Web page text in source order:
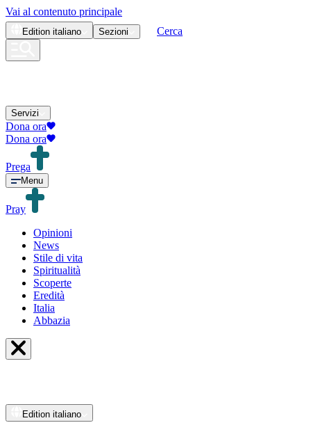
Vai al contenuto principale
Edition italiano Sezioni Cerca
Servizi
Dona ora
Dona ora
Prega
Menu
Pray
Opinioni
News
Stile di vita
Spiritualità
Scoperte
Eredità
Italia
Abbazia
Edition italiano